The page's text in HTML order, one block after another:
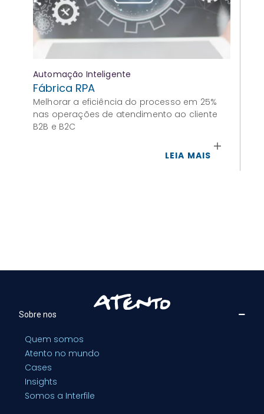
Automação Inteligente
Fábrica RPA
Melhorar a eficiência do processo em 25%
nas operações de atendimento ao cliente
B2B e B2C
LEIA MAIS
Sobre nos
Quem somos
Atento no mundo
Cases
Insights
Somos a Interfile